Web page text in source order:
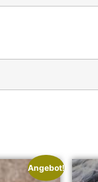
Angebot!